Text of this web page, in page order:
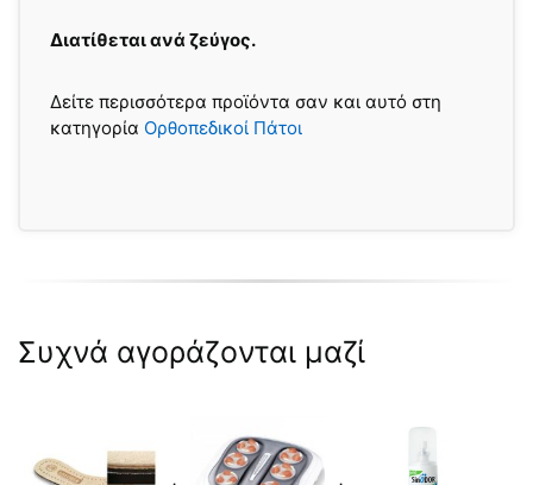
Διατίθεται ανά ζεύγος.
Δείτε περισσότερα προϊόντα σαν και αυτό στη
κατηγορία Ορθοπεδικοί Πάτοι
Συχνά αγοράζονται μαζί